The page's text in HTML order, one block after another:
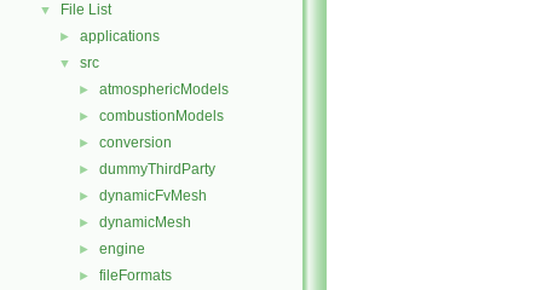
▼ File List
► applications
▼ src
► atmosphericModels
► combustionModels
► conversion
► dummyThirdParty
► dynamicFvMesh
► dynamicMesh
► engine
► fileFormats